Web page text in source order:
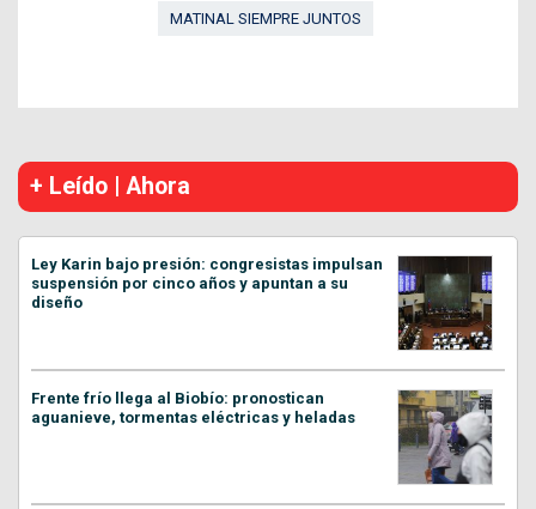
MATINAL SIEMPRE JUNTOS
+ Leído | Ahora
Ley Karin bajo presión: congresistas impulsan
suspensión por cinco años y apuntan a su
diseño
Frente frío llega al Biobío: pronostican
aguanieve, tormentas eléctricas y heladas